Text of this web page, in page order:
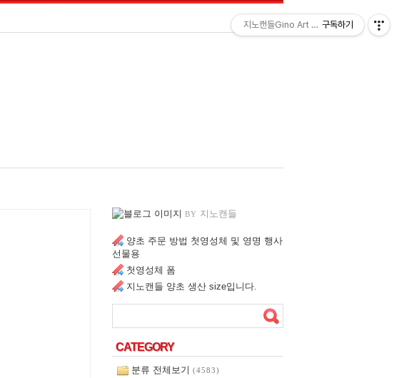
LOGIN
LOGIN
BY 지노캔들
양초 주문 방법 첫영성체 및 영명 행사
선물용
첫영성체 폼
지노캔들 양초 생산 size입니다.
CATEGORY
CATEGORY
분류 전체보기 (4583)
지노캔들Gino Art Candle(양초를연구하는
구독하기